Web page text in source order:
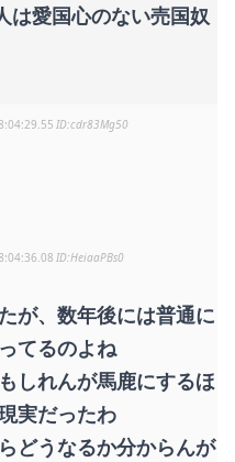
は愛国心のない売国奴
cdr83Mg50
HeiaaPBs0
が、数年後には普通に
てるのよね
しれんが馬鹿にするほ
実だったわ
どうなるか分からんが